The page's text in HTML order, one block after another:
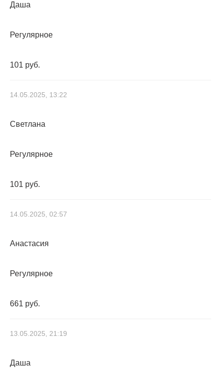
Даша
Регулярное
101 руб.
14.05.2025, 13:22
Светлана
Регулярное
101 руб.
14.05.2025, 02:57
Анастасия
Регулярное
661 руб.
13.05.2025, 21:19
Даша